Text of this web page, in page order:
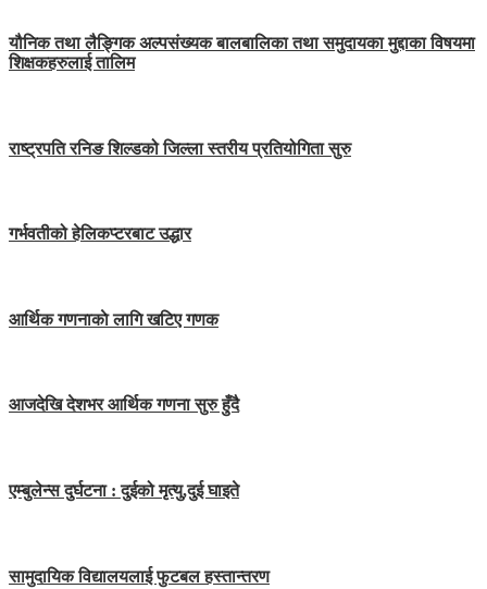
यौनिक तथा लैङ्गिक अल्पसंख्यक बालबालिका तथा समुदायका मुद्दाका विषयमा
शिक्षकहरुलाई तालिम
राष्ट्रपति रनिङ शिल्डको जिल्ला स्तरीय प्रतियोगिता सुरु
गर्भवतीको हेलिकप्टरबाट उद्धार
आर्थिक गणनाकाे लागि खटिए गणक
आजदेखि देशभर आर्थिक गणना सुरु हुँदै
एम्बुलेन्स दुर्घटना : दुईको मृत्यु,दुई घाइते
सामुदायिक विद्यालयलाई फुटबल हस्तान्तरण